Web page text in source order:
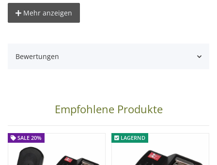
HINWEIS:SONY Systemblitze können mit dem
° Blitzschuh kompatibel mit allen Blitzgeräten (außer Minolta/
° mit eingebautem Schirmhalter
° horizontal und vertikal höhenverstellbar
Mehr anzeigen
Bewertungen
Empfohlene Produkte
SALE 20% LAGERND